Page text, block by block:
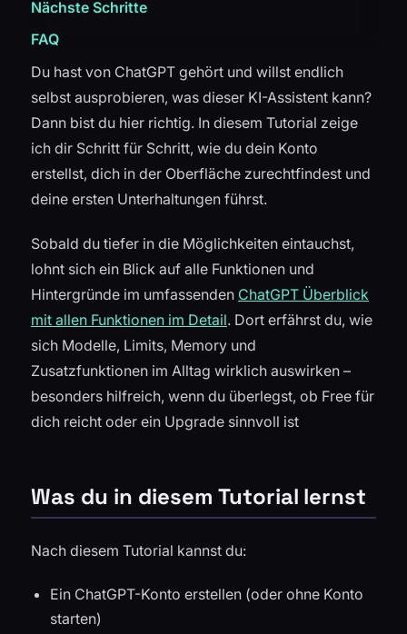
Nächste Schritte
FAQ
Du hast von ChatGPT gehört und willst endlich
selbst ausprobieren, was dieser KI-Assistent kann?
Dann bist du hier richtig. In diesem Tutorial zeige
ich dir Schritt für Schritt, wie du dein Konto
erstellst, dich in der Oberfläche zurechtfindest und
deine ersten Unterhaltungen führst.
Sobald du tiefer in die Möglichkeiten eintauchst,
lohnt sich ein Blick auf alle Funktionen und
Hintergründe im umfassenden ChatGPT Überblick
mit allen Funktionen im Detail. Dort erfährst du, wie
sich Modelle, Limits, Memory und
Zusatzfunktionen im Alltag wirklich auswirken –
besonders hilfreich, wenn du überlegst, ob Free für
dich reicht oder ein Upgrade sinnvoll ist
Was du in diesem Tutorial lernst
Nach diesem Tutorial kannst du:
Ein ChatGPT-Konto erstellen (oder ohne Konto
starten)